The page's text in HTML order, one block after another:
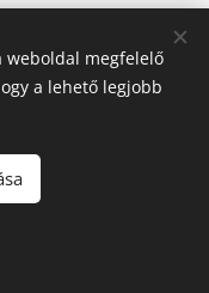
weboldal megfelelő
a lehető legjobb